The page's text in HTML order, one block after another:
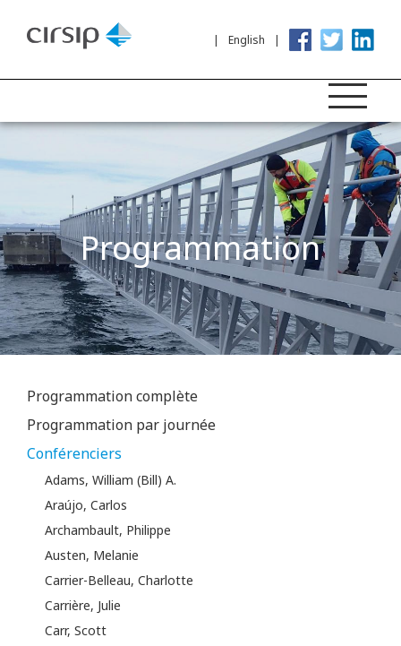
English
Programmation
Programmation complète
Programmation par journée
Conférenciers
Adams, William (Bill) A.
Araújo, Carlos
Archambault, Philippe
Austen, Melanie
Carrier-Belleau, Charlotte
Carrière, Julie
Carr, Scott